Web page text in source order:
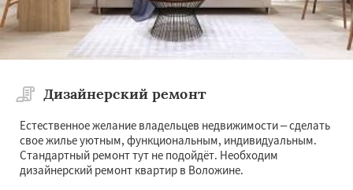
Дизайнерский ремонт
Естественное желание владельцев недвижимости – сделать
свое жилье уютным, функциональным, индивидуальным.
Стандартный ремонт тут не подойдёт. Необходим
дизайнерский ремонт квартир в Воложине.